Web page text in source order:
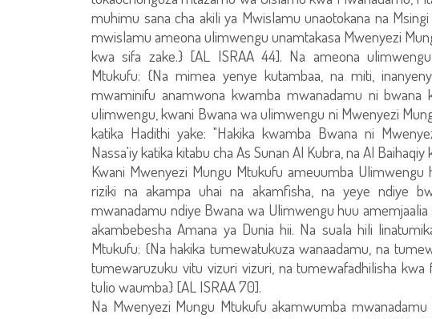
muhimu sana cha akili ya Mwislamu unaotokana na
mwislamu ameona ulimwengu unamtakasa Mwenyezi
kwa sifa zake.} [AL ISRAA 44]. Na ameona
Mtukufu: {Na mimea yenye kutambaa, na miti,
mwaminifu anamwona kwamba mwanadamu ni
ulimwengu, kwani Bwana wa ulimwengu ni Mwenyezi
katika Hadithi yake: "Hakika kwamba Bwana ni
Nassa'iy katika kitabu cha As Sunan Al Kubra, na Al Baihaqiy
Kwani Mwenyezi Mungu Mtukufu ameuumba
riziki na akampa uhai na akamfisha, na yeye ndiye
mwanadamu ndiye Bwana wa Ulimwengu huu
akambebesha Amana ya Dunia hii. Na suala hili
Mtukufu: {Na hakika tumewatukuza wanaadamu, na
tumewaruzuku vitu vizuri vizuri, na tumewafadhilisha
tulio waumba} [AL ISRAA 70].
Na Mwenyezi Mungu Mtukufu akamwumba